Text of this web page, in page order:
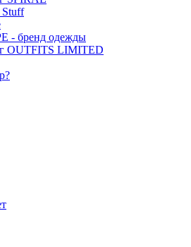
Stuff
- бренд одежды
OUTFITS LIMITED